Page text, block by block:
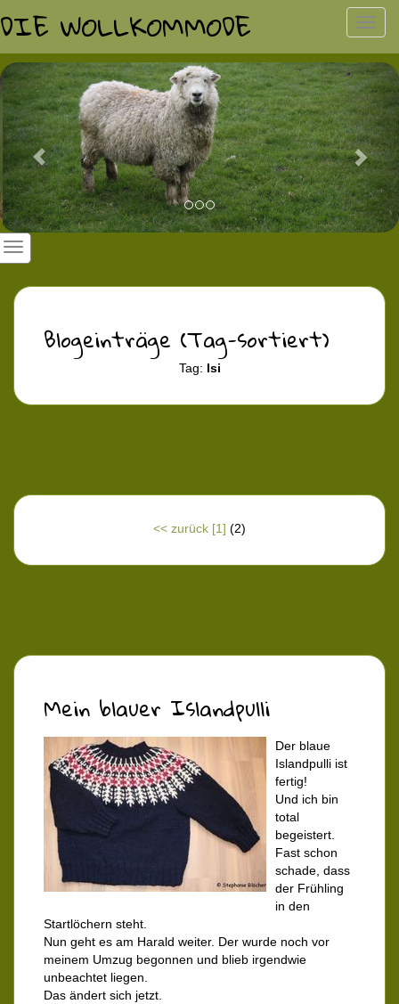
DIE WOLLKOMMODE
Previous
Blogeinträge (Tag-sortiert)
Tag: Isi
<< zurück [1] (2)
Mein blauer Islandpulli
Der blaue
Islandpulli ist
fertig!
Und ich bin
total
begeistert.
Fast schon
schade, dass
der Frühling
in den
Startlöchern steht.
Nun geht es am Harald weiter. Der wurde noch vor
meinem Umzug begonnen und blieb irgendwie
unbeachtet liegen.
Das ändert sich jetzt.